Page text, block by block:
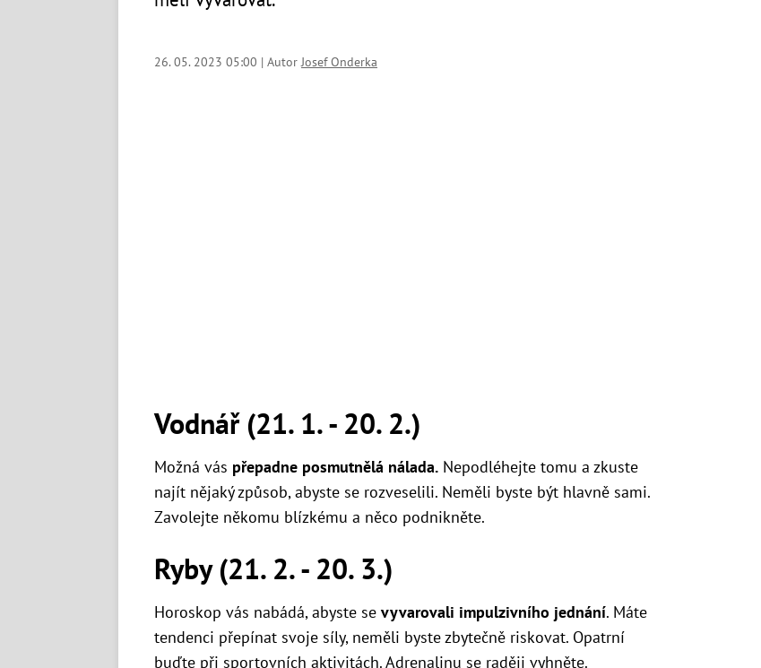
26. 05. 2023 05:00 | AutorJosef Onderka
Vodnář (21. 1. - 20. 2.)
Možná vás přepadne posmutnělá nálada. Nepodléhejte tomu a zkuste
najít nějaký způsob, abyste se rozveselili. Neměli byste být hlavně sami.
Zavolejte někomu blízkému a něco podnikněte.
Ryby (21. 2. - 20. 3.)
Horoskop vás nabádá, abyste se vyvarovali impulzivního jednání. Máte
tendenci přepínat svoje síly, neměli byste zbytečně riskovat. Opatrní
buďte při sportovních aktivitách. Adrenalinu se raději vyhněte.